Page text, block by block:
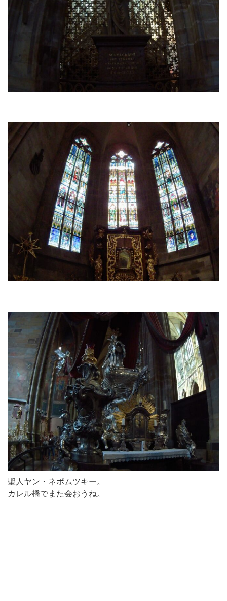
聖人ヤン・ネポムツキー。
カレル橋でまた会おうね。